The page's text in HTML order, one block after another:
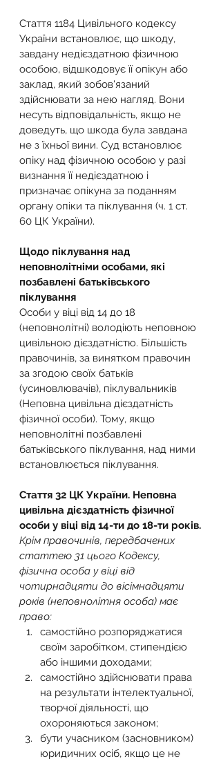
Стаття 1184 Цивільного кодексу
України встановлює, що шкоду,
завдану недієздатною фізичною
особою, відшкодовує її опікун або
заклад, який зобов'язаний
здійснювати за нею нагляд. Вони
несуть відповідальність, якщо не
доведуть, що шкода була завдана
не з їхньої вини. Суд встановлює
опіку над фізичною особою у разі
визнання її недієздатною і
призначає опікуна за поданням
органу опіки та піклування (ч. 1 ст.
60 ЦК України).
Щодо піклування над
неповнолітніми особами, які
позбавлені батьківського
піклування
Особи у віці від 14 до 18
(неповнолітні) володіють неповною
цивільною дієздатністю. Більшість
правочинів, за винятком правочин
за згодою своїх батьків
(усиновлювачів), піклувальників
(Неповна цивільна дієздатність
фізичної особи). Тому, якщо
неповнолітні позбавлені
батьківського піклування, над ними
встановлюється піклування.
Стаття 32 ЦК України. Неповна
цивільна дієздатність фізичної
особи у віці від 14-ти до 18-ти років.
Крім правочинів, передбачених
статтею 31 цього Кодексу,
фізична особа у віці від
чотирнадцяти до вісімнадцяти
років (неповнолітня особа) має
право:
самостійно розпоряджатися
своїм заробітком, стипендією
або іншими доходами;
самостійно здійснювати права
на результати інтелектуальної,
творчої діяльності, що
охороняються законом;
бути учасником (засновником)
юридичних осіб, якщо це не